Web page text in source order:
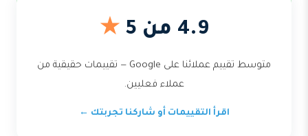
4.9 من 5 ★
متوسط تقييم عملائنا على Google — تقييمات حقيقية من
عملاء فعليين.
اقرأ التقييمات أو شاركنا تجربتك ←